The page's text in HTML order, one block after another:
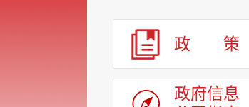
政 策
政府信息